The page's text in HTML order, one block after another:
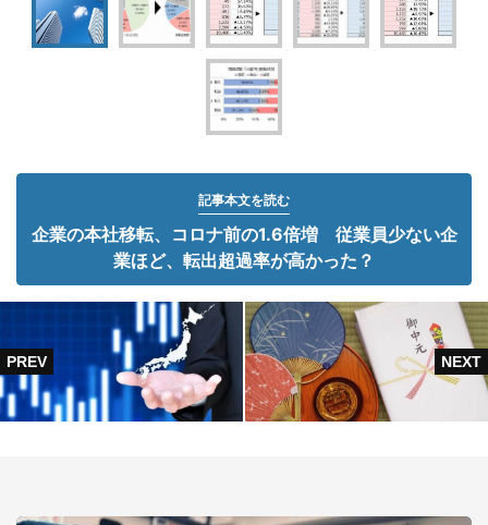
記事本文を読む
企業の本社移転、コロナ前の1.6倍増 従業員少ない企
業ほど、転出超過率が高かった？